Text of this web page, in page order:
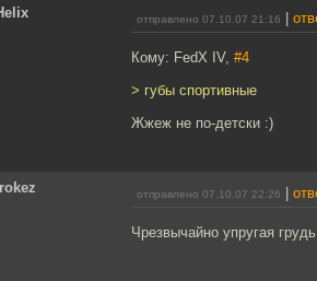
отправлено 07.10.07 21:16
Кому: FedX IV, #4
> губы спортивные
Жжеж не по-детски :)
Irokez отправлено 07.10.07 22:26
Чрезвычайно упругая